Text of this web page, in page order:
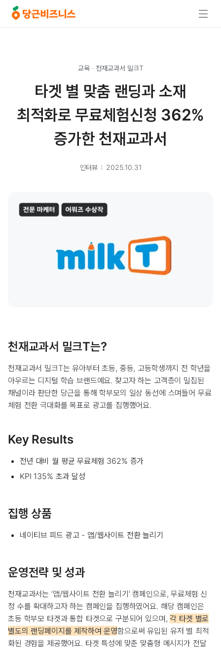
교육· 천재교과서 밀크T
타겟 별 맞춤 랜딩과 소재
최적화로 무료체험신청 362%
증가한 천재교과서
인터뷰 2025.10.31
천재교과서 밀크T는?
천재교과서 밀크T는 유아부터 초등, 중등, 고등학생까지 전 학년을
아우르는 디지털 학습 브랜드예요. 찾고자 하는 고객층이 밀집된
채널이라 판단한 당근을 통해 학부모의 일상 동선에 스며들어 무료
체험 전환 극대화를 목표로 광고를 집행했어요.
Key Results
전년 대비 월 평균 무료체험 362% 증가
KPI 135% 초과 달성
집행 상품
네이티브 피드 광고 - 앱/웹사이트 전환 늘리기
운영전략 및 성과
천재교과서는 ‘앱/웹사이트 전환 늘리기’ 캠페인으로, 무료체험 신
청 수를 확대하고자 하는 캠페인을 집행하였어요. 해당 캠페인은
초등 학부모 타겟과 통합 타겟으로 구분되어 있으며,각 타겟 별로
별도의 랜딩페이지를 제작하여 운영함으로써 유입된 유저 별 최적
화된 경험을 제공했어요. 타겟 특성에 맞춘 맞춤형 메시지가 전달